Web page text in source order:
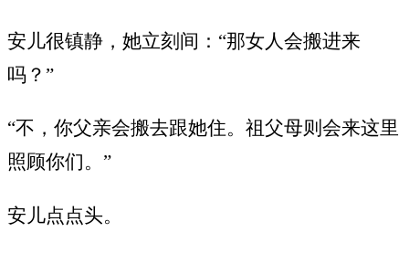
安儿很镇静，她立刻间：“那女人会搬进来
吗？”
“不，你父亲会搬去跟她住。祖父母则会来这里
照顾你们。”
安儿点点头。